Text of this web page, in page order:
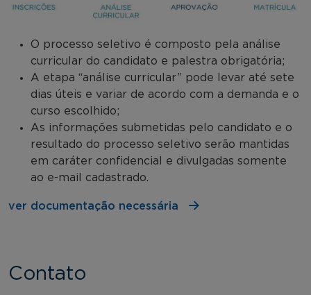
O processo seletivo é composto pela análise
curricular do candidato e palestra obrigatória;
A etapa “análise curricular” pode levar até sete
dias úteis e variar de acordo com a demanda e o
curso escolhido;
As informações submetidas pelo candidato e o
resultado do processo seletivo serão mantidas
em caráter confidencial e divulgadas somente
ao e-mail cadastrado.
ver documentação necessária
Contato